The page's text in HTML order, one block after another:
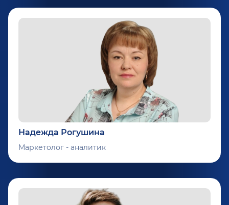
Надежда Рогушина
Маркетолог - аналитик